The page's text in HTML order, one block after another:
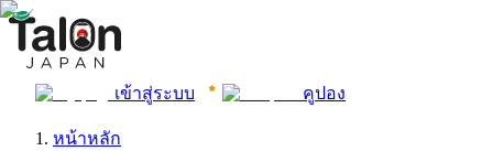
เข้าสู่ระบบ คูปอง
หน้าหลัก